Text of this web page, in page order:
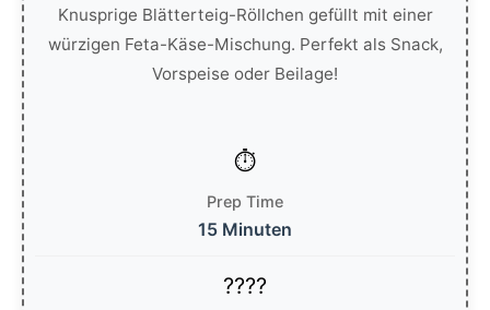
Knusprige Blätterteig-Röllchen gefüllt mit einer
würzigen Feta-Käse-Mischung. Perfekt als Snack,
Vorspeise oder Beilage!
Prep Time
15 Minuten